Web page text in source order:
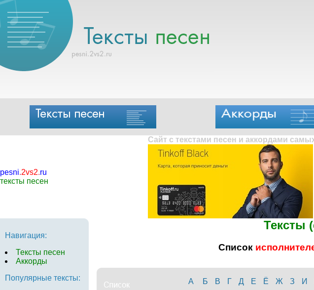
pesni.2vs2.ru
тексты песен
Сайт с текстами песен и аккордами
Навигация:
Тексты песен
Аккорды
Популярные тексты:
Тексты
Список
А Б В Г Д Е Ё Ж З И